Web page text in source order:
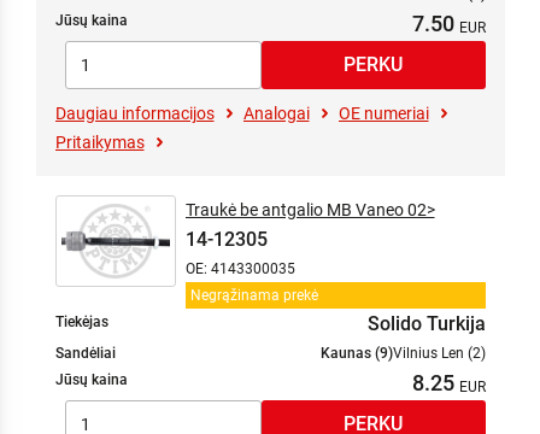
Jūsų kaina
7.50
Daugiau informacijos Analogai
OE numeriai
Pritaikymas
Negrąžinama prekė
Traukė be antgalio MB Vaneo 02>
14-12305
OE: 4143300035
Tiekėjas Solido Turkija
Sandėliai Kaunas (9)Vilnius Len (2)
Jūsų kaina
8.25